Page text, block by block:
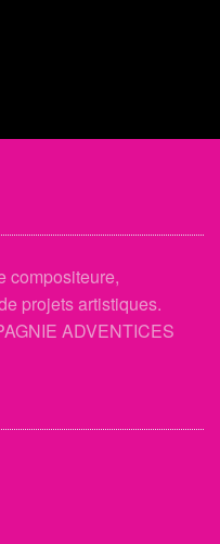
compositeure,
projets artistiques.
ADVENTICES